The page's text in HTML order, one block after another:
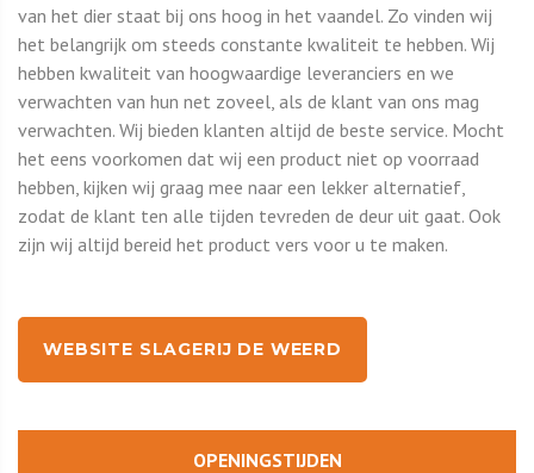
van het dier staat bij ons hoog in het vaandel. Zo vinden wij
het belangrijk om steeds constante kwaliteit te hebben. Wij
hebben kwaliteit van hoogwaardige leveranciers en we
verwachten van hun net zoveel, als de klant van ons mag
verwachten. Wij bieden klanten altijd de beste service. Mocht
het eens voorkomen dat wij een product niet op voorraad
hebben, kijken wij graag mee naar een lekker alternatief,
zodat de klant ten alle tijden tevreden de deur uit gaat. Ook
zijn wij altijd bereid het product vers voor u te maken.
WEBSITE SLAGERIJ DE WEERD
OPENINGSTIJDEN